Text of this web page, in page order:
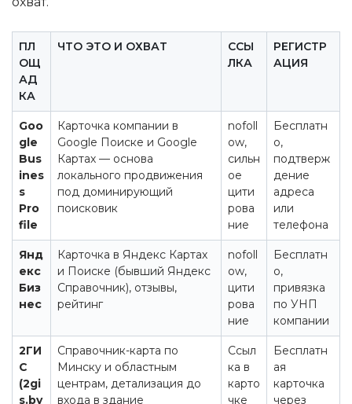
ПЛ
ОЩ
АД
КА
ЧТО ЭТО И ОХВАТ
ССЫ
ЛКА
РЕГИСТР
АЦИЯ
Goo
gle
Bus
ines
s
Pro
file
Карточка компании в
Google Поиске и Google
Картах — основа
локального продвижения
под доминирующий
поисковик
nofoll
ow,
сильн
ое
цити
рова
ние
Бесплатн
о,
подтверж
дение
адреса
или
телефона
Янд
екс
Биз
нес
Карточка в Яндекс Картах
и Поиске (бывший Яндекс
Справочник), отзывы,
рейтинг
nofoll
ow,
цити
рова
ние
Бесплатн
о,
привязка
по УНП
компании
2ГИ
С
(2gi
s.by
Справочник-карта по
Минску и областным
центрам, детализация до
входа в здание
Ссыл
ка в
карто
чке
Бесплатн
ая
карточка
через